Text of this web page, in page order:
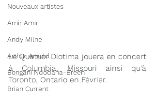
Nouveaux artistes
Amir Amiri
Andy Milne
Arthur Arnold
Bongani Ndodana-Breen
Brian Current
Le Quatuor Diotima jouera en concert
à Columbia, Missouri ainsi qu'à
Toronto, Ontario en Février.